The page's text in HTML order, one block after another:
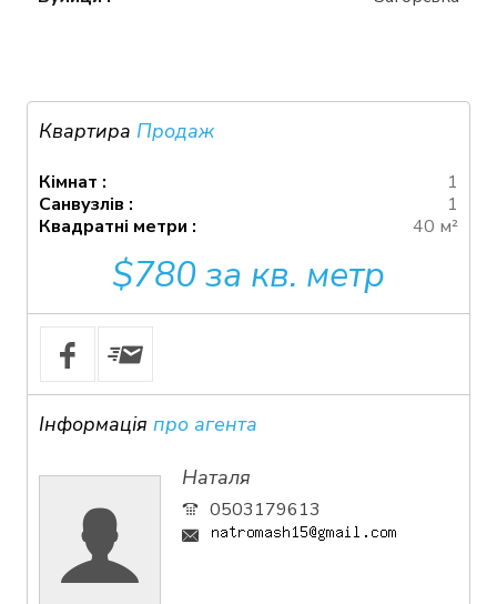
Квартира Продаж
Кімнат :
1
Санвузлів :
1
Квадратні метри :
40 м²
$780 за кв. метр
Інформація про агента
Наталя
0503179613